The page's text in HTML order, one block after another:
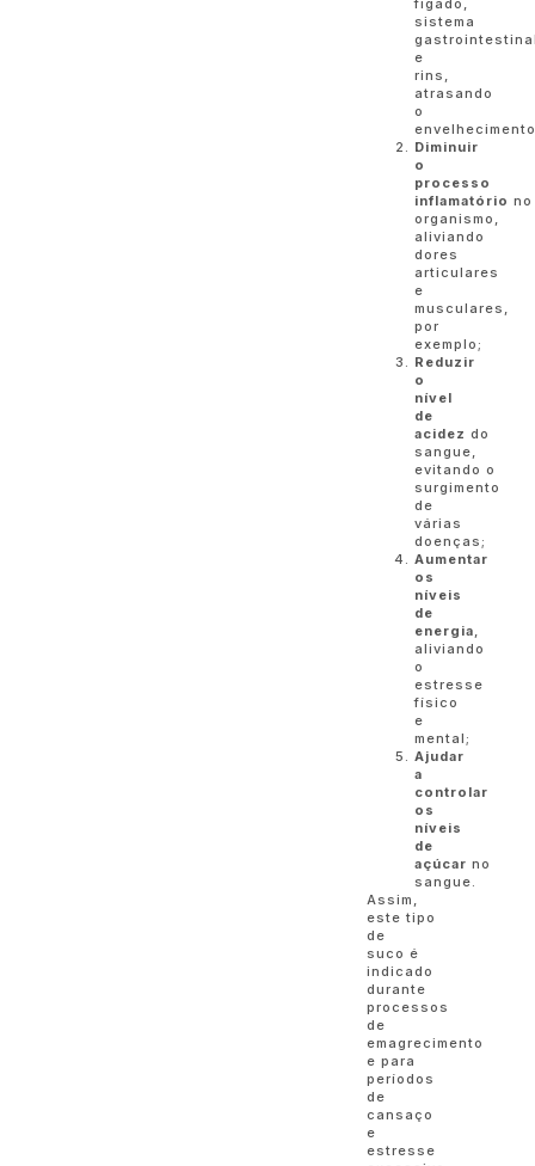
fígado,
sistema
e
rins,
atrasando
o
Diminuir
o
processo
inflamatório no
organismo,
aliviando
dores
articulares
e
musculares,
por
exemplo;
Reduzir
o
nível
de
acidez do
sangue,
evitando o
surgimento
de
várias
doenças;
Aumentar
os
níveis
de
energia,
aliviando
o
estresse
físico
e
mental;
Ajudar
a
controlar
os
níveis
de
açúcar no
sangue.
Assim,
este tipo
de
suco é
indicado
durante
processos
de
emagrecimento
e para
períodos
de
cansaço
e
estresse